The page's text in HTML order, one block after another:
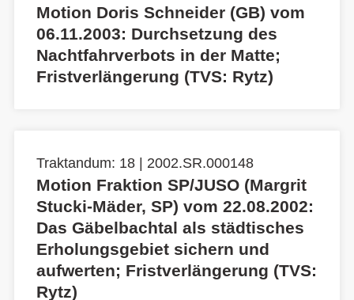
Motion Doris Schneider (GB) vom
06.11.2003: Durchsetzung des
Nachtfahrverbots in der Matte;
Fristverlängerung (TVS: Rytz)
Traktandum: 18 | 2002.SR.000148
Motion Fraktion SP/JUSO (Margrit
Stucki-Mäder, SP) vom 22.08.2002:
Das Gäbelbachtal als städtisches
Erholungsgebiet sichern und
aufwerten; Fristverlängerung (TVS:
Rytz)